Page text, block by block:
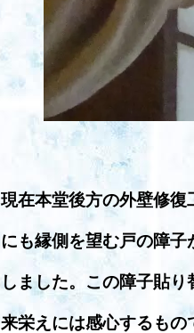
現在本堂後方の外壁修復
にも縁側を望む戸の障
しました。この障子貼
来栄えには感心するも